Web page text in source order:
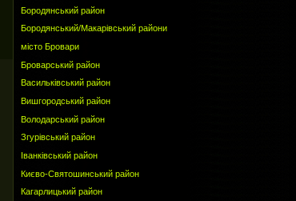
Бородянський район
Бородянський/Макарівський райони
місто Бровари
Броварський район
Васильківський район
Вишгородський район
Володарський район
Згурівський район
Іванківський район
Києво-Святошинський район
Кагарлицький район